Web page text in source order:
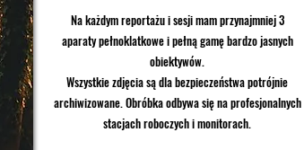
Na każdym reportażu i sesji mam przynajmniej 3
aparaty pełnoklatkowe i pełną gamę bardzo jasnych
obiektywów.
Wszystkie zdjęcia są dla bezpieczeństwa potrójnie
archiwizowane. Obróbka odbywa się na profesjonalnych
stacjach roboczych i monitorach.